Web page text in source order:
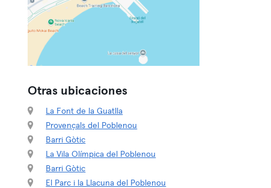
Otras ubicaciones
La Font de la Guatlla
Provençals del Poblenou
Barri Gòtic
La Vila Olímpica del Poblenou
Barri Gòtic
El Parc i la Llacuna del Poblenou